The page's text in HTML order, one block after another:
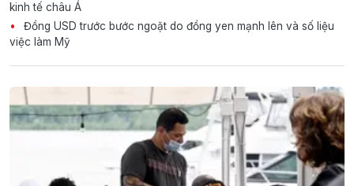
kinh tế châu Á
Đồng USD trước bước ngoặt do đồng yen mạnh lên và số liệu
việc làm Mỹ